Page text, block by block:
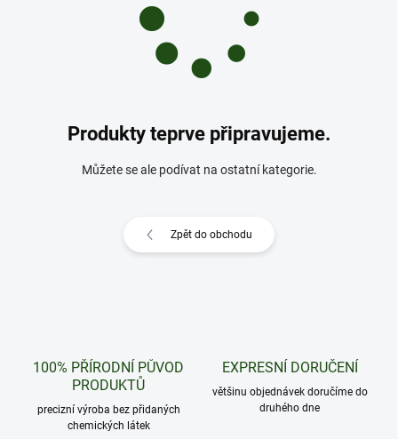
Produkty teprve připravujeme.
Můžete se ale podívat na ostatní kategorie.
Zpět do obchodu
100% PŘÍRODNÍ PŮVOD
PRODUKTŮ
precizní výroba bez přidaných
chemických látek
EXPRESNÍ DORUČENÍ
většinu objednávek doručíme do
druhého dne